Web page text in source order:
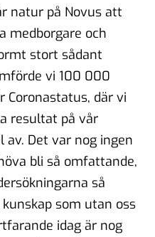
natur på Novus att
medborgare och
stort sådant
vi 100 000
där vi
resultat på vår
Det var nog ingen
bli så omfattande,
så
som utan oss
idag är nog